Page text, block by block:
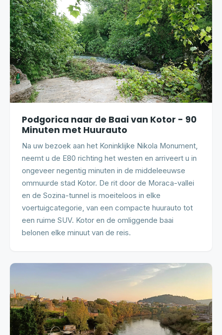
Podgorica naar de Baai van Kotor - 90
Minuten met Huurauto
Na uw bezoek aan het Koninklijke Nikola Monument,
neemt u de E80 richting het westen en arriveert u in
ongeveer negentig minuten in de middeleeuwse
ommuurde stad Kotor. De rit door de Moraca-vallei
en de Sozina-tunnel is moeiteloos in elke
voertuigcategorie, van een compacte huurauto tot
een ruime SUV. Kotor en de omliggende baai
belonen elke minuut van de reis.